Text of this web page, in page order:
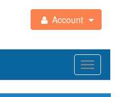
Account
Toggle